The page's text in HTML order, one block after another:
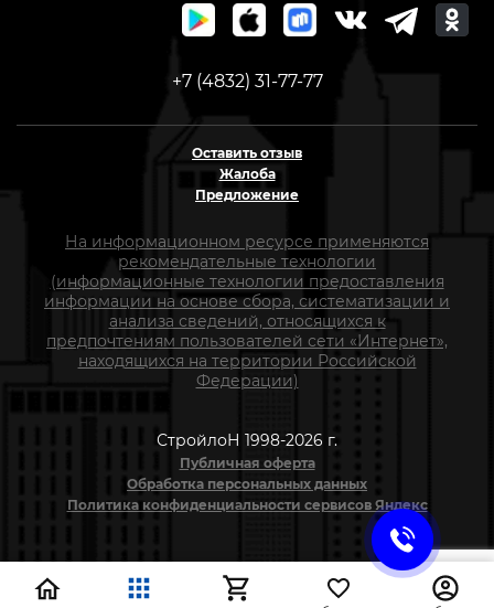
+7 (4832) 31-77-77
Оставить отзыв
Жалоба
Предложение
На информационном ресурсе применяются
рекомендательные технологии
(информационные технологии предоставления
информации на основе сбора, систематизации и
анализа сведений, относящихся к
предпочтениям пользователей сети «Интернет»,
находящихся на территории Российской
Федерации)
СтройлоН 1998-2026 г.
Публичная оферта
Обработка персональных данных
Политика конфиденциальности сервисов Яндекс